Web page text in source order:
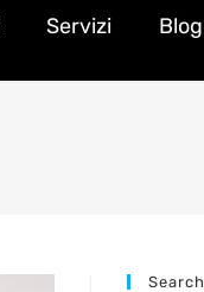
Servizi Blog
Search